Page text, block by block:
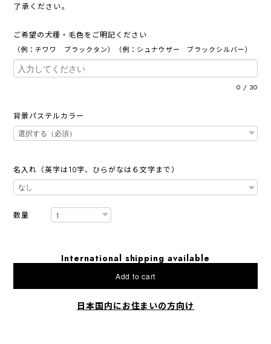
了承ください。
ご希望の犬種・毛色をご明記ください
（例：チワワ ブラックタン）（例：シュナウザー ブラックシルバー）
0 / 30
背景パステルカラー
名入れ（英字は10字、ひらがなは６文字まで）
数量
International shipping available
Add to cart
日本国内にお住まいの方向け